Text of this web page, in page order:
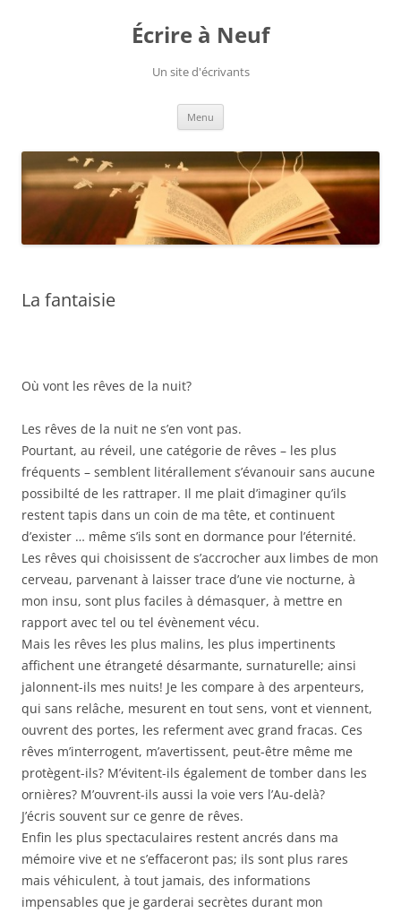
Écrire à Neuf
Un site d'écrivants
Menu
La fantaisie
Où vont les rêves de la nuit?
Les rêves de la nuit ne s’en vont pas.
Pourtant, au réveil, une catégorie de rêves – les plus
fréquents – semblent litérallement s’évanouir sans aucune
possibilté de les rattraper. Il me plait d’imaginer qu’ils
restent tapis dans un coin de ma tête, et continuent
d’exister … même s’ils sont en dormance pour l’éternité.
Les rêves qui choisissent de s’accrocher aux limbes de mon
cerveau, parvenant à laisser trace d’une vie nocturne, à
mon insu, sont plus faciles à démasquer, à mettre en
rapport avec tel ou tel évènement vécu.
Mais les rêves les plus malins, les plus impertinents
affichent une étrangeté désarmante, surnaturelle; ainsi
jalonnent-ils mes nuits! Je les compare à des arpenteurs,
qui sans relâche, mesurent en tout sens, vont et viennent,
ouvrent des portes, les referment avec grand fracas. Ces
rêves m’interrogent, m’avertissent, peut-être même me
protègent-ils? M’évitent-ils également de tomber dans les
ornières? M’ouvrent-ils aussi la voie vers l’Au-delà?
J’écris souvent sur ce genre de rêves.
Enfin les plus spectaculaires restent ancrés dans ma
mémoire vive et ne s’effaceront pas; ils sont plus rares
mais véhiculent, à tout jamais, des informations
impensables que je garderai secrètes durant mon